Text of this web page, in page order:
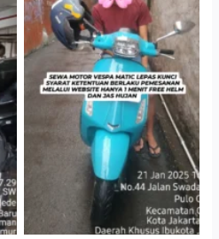
Antar Jemput Kendaraan